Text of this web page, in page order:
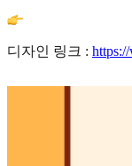
디자인 링크 :